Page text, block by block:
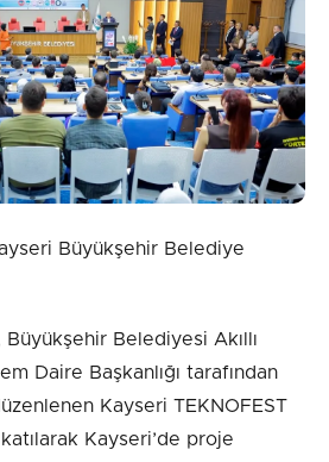
Gönder
Büyükşehir Belediye
Büyükşehir Belediyesi Akıllı
Daire Başkanlığı tarafından
Kayseri TEKNOFEST
katılarak Kayseri’de proje